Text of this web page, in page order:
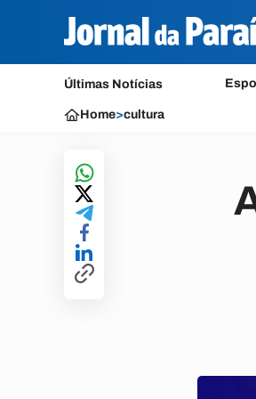
Últimas Notícias
Home>cultura